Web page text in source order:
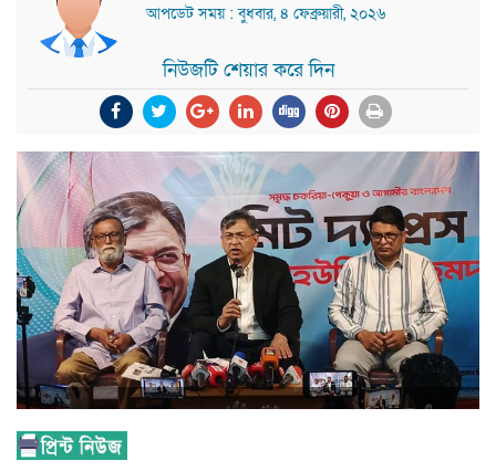
আপডেট সময় : বুধবার, ৪ ফেব্রুয়ারী, ২০২৬
নিউজটি শেয়ার করে দিন